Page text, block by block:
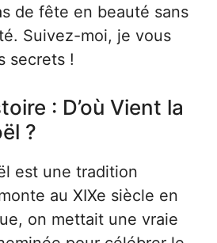
de fête en beauté sans
Suivez-moi, je vous
secrets !
: D’où Vient la
?
est une tradition
au XIXe siècle en
on mettait une vraie